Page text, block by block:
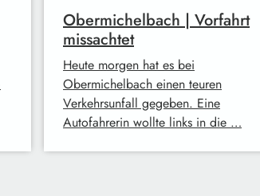
Obermichelbach | Vorfahrt
missachtet
Heute morgen hat es bei
Obermichelbach einen teuren
Verkehrsunfall gegeben. Eine
Autofahrerin wollte links in die …